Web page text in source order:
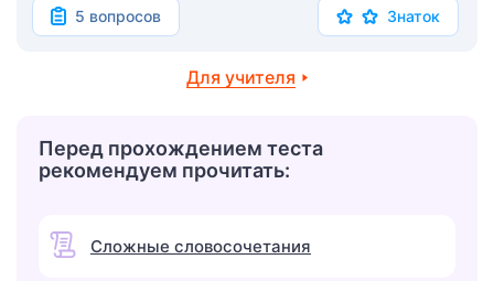
5 вопросов Знаток
Для учителя
Перед прохождением теста
рекомендуем прочитать:
Сложные словосочетания